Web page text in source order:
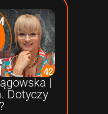
|
Dotyczy